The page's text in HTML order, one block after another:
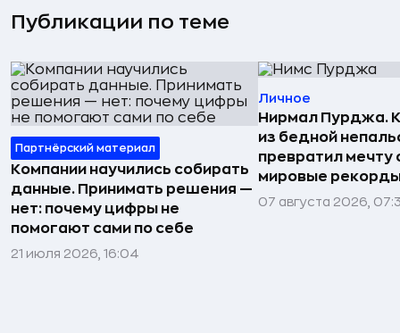
Публикации по теме
Партнёрский материал
Компании научились собирать
данные. Принимать решения —
нет: почему цифры не
помогают сами по себе
21 июля 2026, 16:04
Личное
Нирмал Пурджа.
из бедной
превратил мечту
мировые рекорды
07 августа 2026,